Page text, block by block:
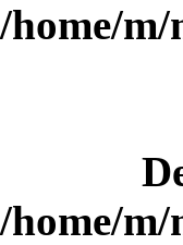
/home/m/
/home/m/